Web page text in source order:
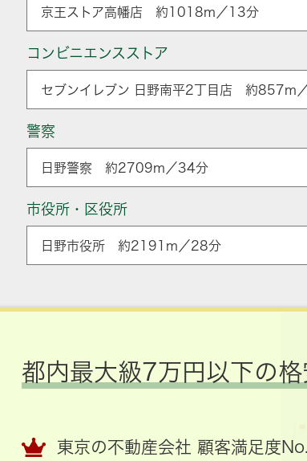
京王ストア高幡店 約1018m／13分
コンビニエンスストア
セブンイレブン 日野南平2丁目店 約857m
警察
日野警察 約2709m／34分
市役所・区役所
日野市役所 約2191m／28分
都内最大級7万円以下の
東京の不動産会社 顧客満足度